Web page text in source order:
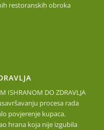
restoranskih obroka
ISHRANOM DO ZDRAVLJA
procesa rada
povjerenje kupaca.
hrana koja nije izgubila